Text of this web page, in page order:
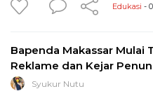
Edukasi -
Bapenda Makassar Mulai
Reklame dan Kejar
Syukur Nutu